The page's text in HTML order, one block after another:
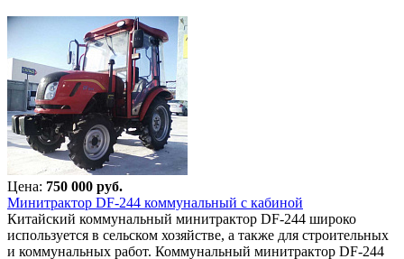
Цена: 750 000 руб.
Минитрактор DF-244 коммунальный с кабиной
Китайский коммунальный минитрактор DF-244 широко
используется в сельском хозяйстве, а также для строительных
и коммунальных работ. Коммунальный минитрактор DF-244